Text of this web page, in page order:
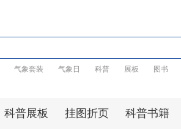
气象套装 气象日 科普 展板 图书
科普展板 挂图折页 科普书籍